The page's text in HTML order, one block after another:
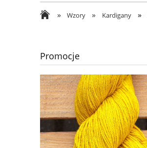
» Wzory » Kardigany »
Promocje